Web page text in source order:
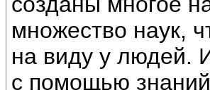
множество наук,
на виду у людей.
с помощью